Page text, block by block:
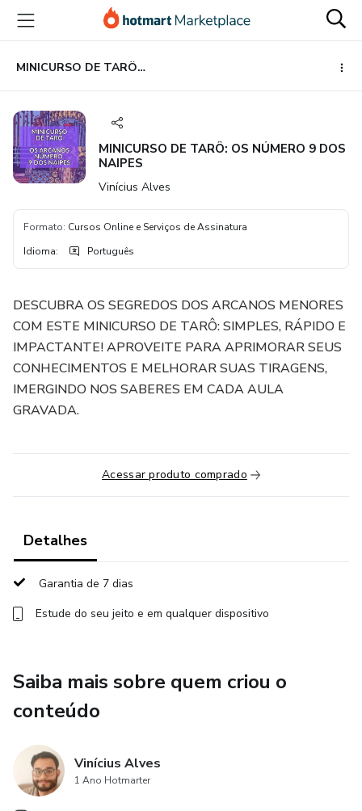
para
conteúdo
principal
para
pagamento
para
rodapé
MINICURSO DE TARÔ: OS NÚMERO 9 DOS NAIPES
MINICURSO DE TARÔ: OS NÚMERO 9 DOS
NAIPES
Vinícius Alves
Formato: Cursos Online e Serviços de Assinatura
Idioma: Português
DESCUBRA OS SEGREDOS DOS ARCANOS MENORES
COM ESTE MINICURSO DE TARÔ: SIMPLES, RÁPIDO E
IMPACTANTE! APROVEITE PARA APRIMORAR SEUS
CONHECIMENTOS E MELHORAR SUAS TIRAGENS,
IMERGINDO NOS SABERES EM CADA AULA
GRAVADA.
Acessar produto comprado
Detalhes
Garantia de 7 dias
Estude do seu jeito e em qualquer dispositivo
Saiba mais sobre quem criou o
conteúdo
Vinícius Alves
1 Ano Hotmarter